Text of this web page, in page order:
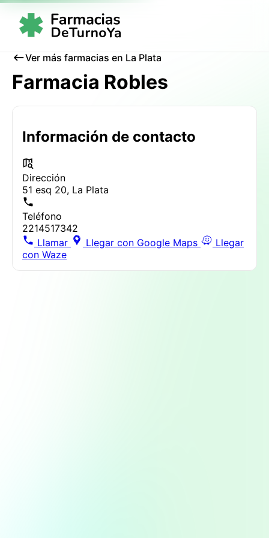
Ver más farmacias en La Plata
Farmacia Robles
Información de contacto
Dirección
51 esq 20, La Plata
Teléfono
2214517342
Llamar
Llegar con Google Maps
Llegar
con Waze